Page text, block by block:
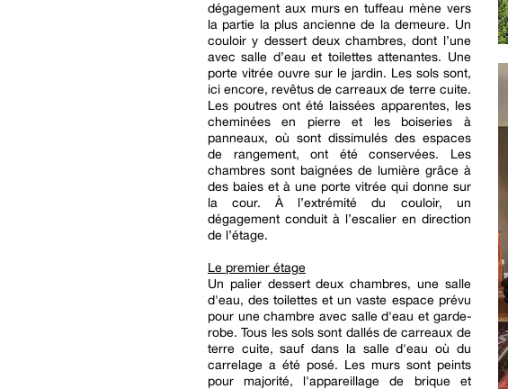
dégagement aux murs en tuffeau mène vers
la partie la plus ancienne de la demeure. Un
couloir y dessert deux chambres, dont l’une
avec salle d’eau et toilettes attenantes. Une
porte vitrée ouvre sur le jardin. Les sols sont,
ici encore, revêtus de carreaux de terre cuite.
Les poutres ont été laissées apparentes, les
cheminées en pierre et les boiseries à
panneaux, où sont dissimulés des espaces
de rangement, ont été conservées. Les
chambres sont baignées de lumière grâce à
des baies et à une porte vitrée qui donne sur
la cour. À l’extrémité du couloir, un
dégagement conduit à l’escalier en direction
de l’étage.
Le premier étage
Un palier dessert deux chambres, une salle
d'eau, des toilettes et un vaste espace prévu
pour une chambre avec salle d'eau et garde-
robe. Tous les sols sont dallés de carreaux de
terre cuite, sauf dans la salle d'eau où du
carrelage a été posé. Les murs sont peints
pour majorité, l'appareillage de brique et